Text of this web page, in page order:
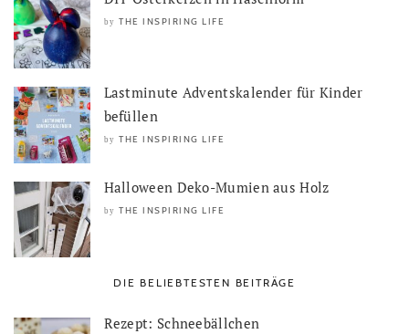
by THE INSPIRING LIFE
Lastminute Adventskalender für Kinder
befüllen
by THE INSPIRING LIFE
Halloween Deko-Mumien aus Holz
by THE INSPIRING LIFE
DIE BELIEBTESTEN BEITRÄGE
Rezept: Schneebällchen